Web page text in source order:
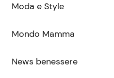
Moda e Style
Mondo Mamma
News benessere